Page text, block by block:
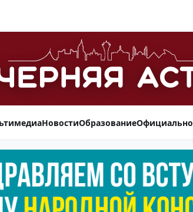
НовостиОбразованиеОфициально